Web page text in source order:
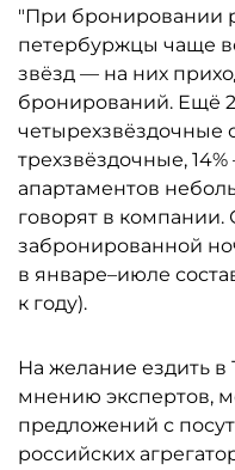
"При бронировании
петербуржцы чаще
звёзд — на них
бронирований. Ещё
четырехзвёздочные
трехзвёздочные,
апартаментов
говорят в компании.
забронированной
в январе–июле
к году).
На желание ездить в
мнению экспертов,
предложений с
российских